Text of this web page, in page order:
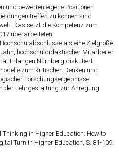
und bewerten,eigene Positionen
treffen zu können sind
Das setzt die Kompetenz zum
überarbeiteten
als eine Zielgröße
hochschuldidaktischer Mitarbeiter
Erlangen Nürnberg diskutiert
zum kritischen Denken und
Forschungsergebnisse
der Lehrgestaltung zur Anregung
Thinking in Higher Education: How to
Turn in Higher Education, S. 81-109.